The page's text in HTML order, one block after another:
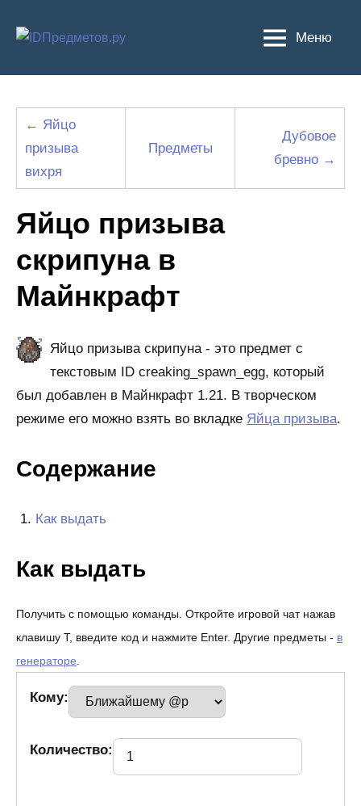
Меню
← Яйцо
призыва
вихря
Предметы
Дубовое
бревно →
Яйцо призыва
скрипуна в
Майнкрафт
Яйцо призыва скрипуна - это предмет с
текстовым ID creaking_spawn_egg, который
был добавлен в Майнкрафт 1.21. В творческом
режиме его можно взять во вкладке Яйца призыва.
Содержание
Как выдать
Как выдать
Получить с помощью команды. Откройте игровой чат нажав
клавишу T, введите код и нажмите Enter. Другие предметы - в
генераторе.
Кому:
Количество: